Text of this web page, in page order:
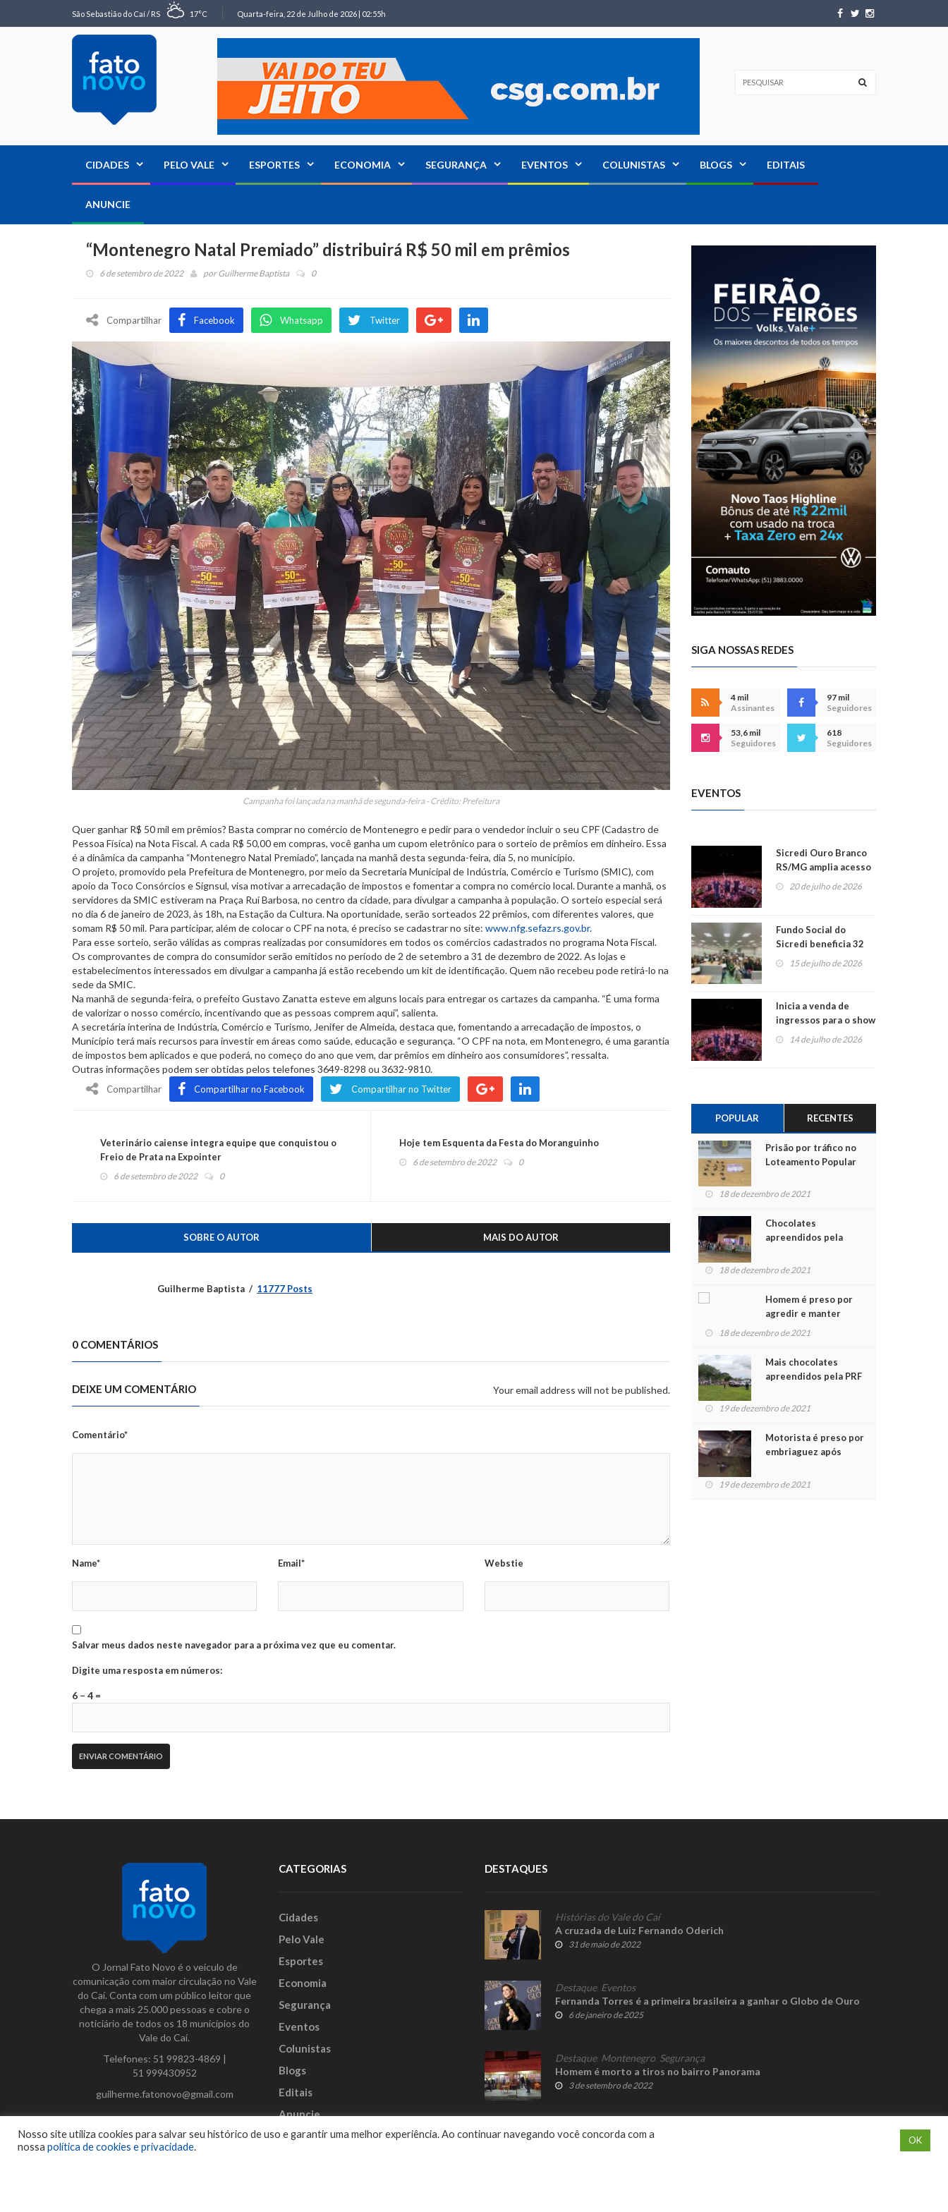
São Sebastião do Caí / RS 17°C Quarta-feira, 22 de Julho de 2026 | 02:55h
CIDADES PELO VALE ESPORTES ECONOMIA SEGURANÇA EVENTOS COLUNISTAS BLOGS EDITAIS
ANUNCIE
“Montenegro Natal Premiado” distribuirá R$ 50 mil em prêmios
6 de setembro de 2022 porGuilherme Baptista 0
Compartilhar Facebook Whatsapp Twitter
Campanha foi lançada na manhã de segunda-feira - Crédito: Prefeitura
Quer ganhar R$ 50 mil em prêmios? Basta comprar no comércio de Montenegro e pedir para o vendedor incluir o seu CPF (Cadastro de
Pessoa Física) na Nota Fiscal. A cada R$ 50,00 em compras, você ganha um cupom eletrônico para o sorteio de prêmios em dinheiro. Essa
é a dinâmica da campanha “Montenegro Natal Premiado”, lançada na manhã desta segunda-feira, dia 5, no município.
O projeto, promovido pela Prefeitura de Montenegro, por meio da Secretaria Municipal de Indústria, Comércio e Turismo (SMIC), com
apoio da Toco Consórcios e Signsul, visa motivar a arrecadação de impostos e fomentar a compra no comércio local. Durante a manhã, os
servidores da SMIC estiveram na Praça Rui Barbosa, no centro da cidade, para divulgar a campanha à população. O sorteio especial será
no dia 6 de janeiro de 2023, às 18h, na Estação da Cultura. Na oportunidade, serão sorteados 22 prêmios, com diferentes valores, que
somam R$ 50 mil. Para participar, além de colocar o CPF na nota, é preciso se cadastrar no site: www.nfg.sefaz.rs.gov.br.
Para esse sorteio, serão válidas as compras realizadas por consumidores em todos os comércios cadastrados no programa Nota Fiscal.
Os comprovantes de compra do consumidor serão emitidos no período de 2 de setembro a 31 de dezembro de 2022. As lojas e
estabelecimentos interessados em divulgar a campanha já estão recebendo um kit de identificação. Quem não recebeu pode retirá-lo na
sede da SMIC.
Na manhã de segunda-feira, o prefeito Gustavo Zanatta esteve em alguns locais para entregar os cartazes da campanha. “É uma forma
de valorizar o nosso comércio, incentivando que as pessoas comprem aqui”, salienta.
A secretária interina de Indústria, Comércio e Turismo, Jenifer de Almeida, destaca que, fomentando a arrecadação de impostos, o
Município terá mais recursos para investir em áreas como saúde, educação e segurança. “O CPF na nota, em Montenegro, é uma garantia
de impostos bem aplicados e que poderá, no começo do ano que vem, dar prêmios em dinheiro aos consumidores”, ressalta.
Outras informações podem ser obtidas pelos telefones 3649-8298 ou 3632-9810.
Compartilhar Compartilhar no Facebook Compartilhar no Twitter
Veterinário caiense integra equipe que conquistou o
Freio de Prata na Expointer
6 de setembro de 2022 0
Hoje tem Esquenta da Festa do Moranguinho
6 de setembro de 2022 0
SOBRE O AUTOR MAIS DO AUTOR
Guilherme Baptista 11777 Posts
0 COMENTÁRIOS
DEIXE UM COMENTÁRIO Your email address will not be published.
Comentário*
Name* Email* Webstie
Salvar meus dados neste navegador para a próxima vez que eu comentar.
Digite uma resposta em números:
6 − 4 =
SIGA NOSSAS REDES
4 mil
Assinantes
97 mil
Seguidores
53,6 mil
Seguidores
618
Seguidores
EVENTOS
Sicredi Ouro Branco
RS/MG amplia acesso
ao show dos 45 anos
20 de julho de 2026
Fundo Social do
Sicredi beneficia 32
projetos em
Montenegro
15 de julho de 2026
Inicia a venda de
ingressos para o show
do Jota Quest nos 45
14 de julho de 2026
POPULAR RECENTES
Prisão por tráfico no
Loteamento Popular
18 de dezembro de 2021
Chocolates
apreendidos pela
para crianças na
18 de dezembro de 2021
Homem é preso por
agredir e manter
mulher em cárcere
18 de dezembro de 2021
Mais chocolates
apreendidos pela PRF
crianças no Natal
19 de dezembro de 2021
Motorista é preso por
embriaguez após
feridos
19 de dezembro de 2021
O Jornal Fato Novo é o veículo de
comunicação com maior circulação no Vale
do Caí. Conta com um público leitor que
chega a mais 25.000 pessoas e cobre o
noticiário de todos os 18 municípios do
Vale do Caí.
Telefones: 51 99823-4869 |
51 999430952
guilherme.fatonovo@gmail.com
Facebook
Instagram
Twitter
CATEGORIAS
Cidades
Pelo Vale
Esportes
Economia
Segurança
Eventos
Colunistas
Blogs
Editais
Anuncie
DESTAQUES
Histórias do Vale do Caí
A cruzada de Luiz Fernando Oderich
31 de maio de 2022
Destaque, Eventos
Fernanda Torres é a primeira brasileira a ganhar o Globo de Ouro
6 de janeiro de 2025
Destaque, Montenegro Segurança
Homem é morto a tiros no bairro Panorama
3 de setembro de 2022
Nosso site utiliza cookies para salvar seu histórico de uso e garantir uma melhor experiência. Ao continuar navegando você concorda com a
nossa política de cookies e privacidade.
OK